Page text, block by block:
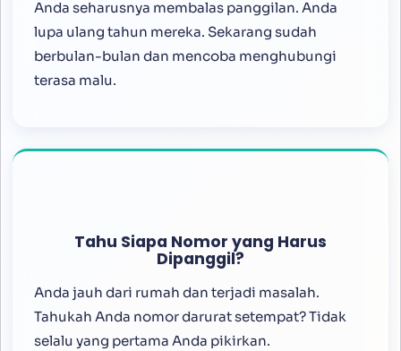
Anda seharusnya membalas panggilan. Anda
lupa ulang tahun mereka. Sekarang sudah
berbulan-bulan dan mencoba menghubungi
terasa malu.
Tahu Siapa Nomor yang Harus
Dipanggil?
Anda jauh dari rumah dan terjadi masalah.
Tahukah Anda nomor darurat setempat? Tidak
selalu yang pertama Anda pikirkan.